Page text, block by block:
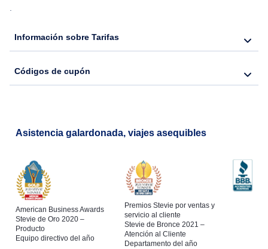
Flights from Nueva York to Seúl
Flights from Nueva York to Barcelona
.
Información sobre Tarifas
Códigos de cupón
Asistencia galardonada, viajes asequibles
American Business Awards
Stevie de Oro 2020 –
Producto
Equipo directivo del año
Premios Stevie por ventas y
servicio al cliente
Stevie de Bronce 2021 –
Atención al Cliente
Departamento del año